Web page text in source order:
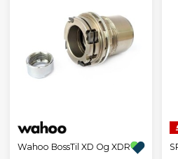
Wahoo BossTil XD Og XDR